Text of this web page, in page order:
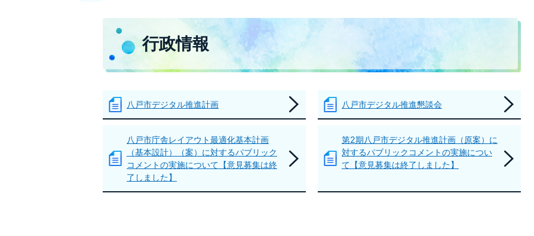
行政情報
八戸市デジタル推進計画 八戸市デジタル推進懇談会
八戸市庁舎レイアウト最適化基本計画
（基本設計）（案）に対するパブリック
コメントの実施について【意見募集は終
了しました】
第2期八戸市デジタル推進計画（原案）に
対するパブリックコメントの実施につい
て【意見募集は終了しました】